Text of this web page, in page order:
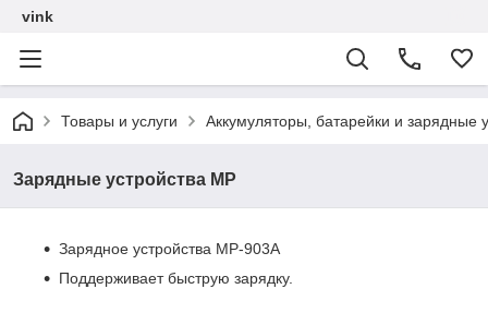
vink
Товары и услуги Аккумуляторы, батарейки и зарядные
Зарядные устройства MP
Зарядное устройства MP-903A
Поддерживает быструю зарядку.